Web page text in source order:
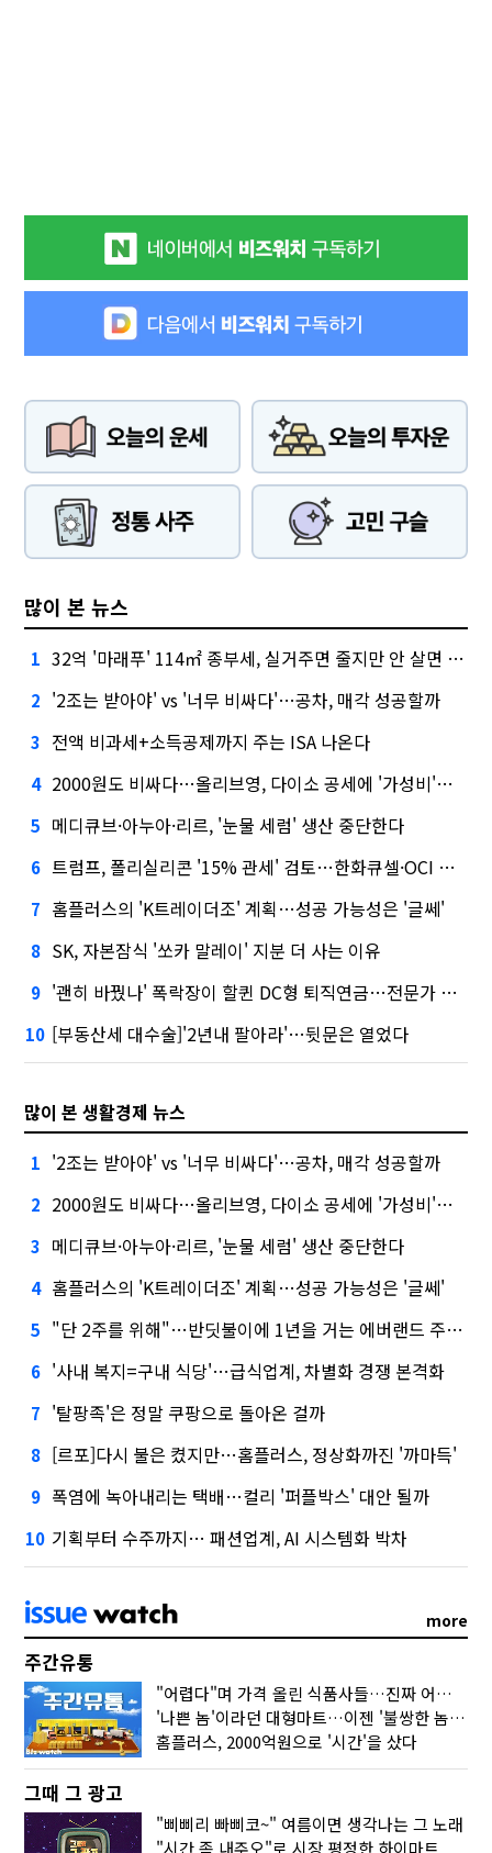
많이 본 뉴스
1 32억 '마래푸' 114㎡ 종부세, 실거주면 줄지만 안 살면 2.5배
2 '2조는 받아야' vs '너무 비싸다'…공차, 매각 성공할까
3 전액 비과세+소득공제까지 주는 ISA 나온다
4 2000원도 비싸다…올리브영, 다이소 공세에 '가성비'로 맞불
5 메디큐브·아누아·리르, '눈물 세럼' 생산 중단한다
6 트럼프, 폴리실리콘 '15% 관세' 검토…한화큐셀·OCI 영향은?
7 홈플러스의 'K트레이더조' 계획…성공 가능성은 '글쎄'
8 SK, 자본잠식 '쏘카 말레이' 지분 더 사는 이유
9 '괜히 바꿨나' 폭락장이 할퀸 DC형 퇴직연금…전문가 조언은
10 [부동산세 대수술]'2년내 팔아라'…뒷문은 열었다
많이 본 생활경제 뉴스
1 '2조는 받아야' vs '너무 비싸다'…공차, 매각 성공할까
2 2000원도 비싸다…올리브영, 다이소 공세에 '가성비'로 맞불
3 메디큐브·아누아·리르, '눈물 세럼' 생산 중단한다
4 홈플러스의 'K트레이더조' 계획…성공 가능성은 '글쎄'
5 "단 2주를 위해"…반딧불이에 1년을 거는 에버랜드 주키퍼
6 '사내 복지=구내 식당'…급식업계, 차별화 경쟁 본격화
7 '탈팡족'은 정말 쿠팡으로 돌아온 걸까
8 [르포]다시 불은 켰지만…홈플러스, 정상화까진 '까마득'
9 폭염에 녹아내리는 택배…컬리 '퍼플박스' 대안 될까
10 기획부터 수주까지… 패션업계, AI 시스템화 박차
more
주간유통
"어렵다"며 가격 올린 식품사들…진짜 어려운 거 맞아?
'나쁜 놈'이라던 대형마트…이젠 '불쌍한 놈' 됐다
홈플러스, 2000억원으로 '시간'을 샀다
그때 그 광고
"삐삐리 빠삐코~" 여름이면 생각나는 그 노래
"시간 좀 내주오"로 시장 평정한 하이마트